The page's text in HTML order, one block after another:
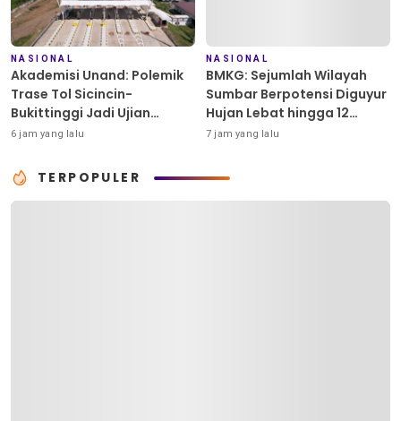
NASIONAL
Akademisi Unand: Polemik
Trase Tol Sicincin-
Bukittinggi Jadi Ujian
Kepercayaan Investor
6 jam yang lalu
NASIONAL
BMKG: Sejumlah Wilayah
Sumbar Berpotensi Diguyur
Hujan Lebat hingga 12
Agustus
7 jam yang lalu
TERPOPULER